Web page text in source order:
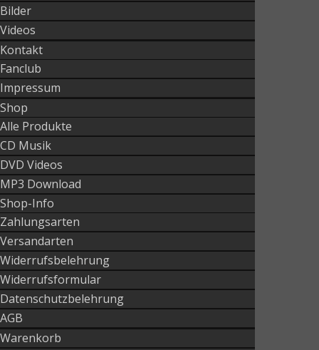
Bilder
Videos
Kontakt
Fanclub
Impressum
Shop
Alle Produkte
CD Musik
DVD Videos
MP3 Download
Shop-Info
Zahlungsarten
Versandarten
Widerrufsbelehrung
Widerrufsformular
Datenschutzbelehrung
AGB
Warenkorb